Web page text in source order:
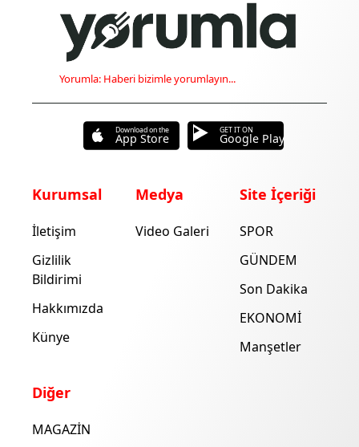
Yorumla: Haberi bizimle yorumlayın...
Download on the
App Store
GET IT ON
Google Play
Kurumsal
İletişim
Gizlilik
Bildirimi
Hakkımızda
Künye
Medya
Video Galeri
Site İçeriği
SPOR
GÜNDEM
Son Dakika
EKONOMİ
Manşetler
Diğer
MAGAZİN